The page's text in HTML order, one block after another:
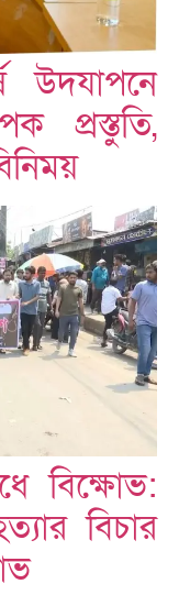
উদযাপনে
প্রস্তুতি,
বিক্ষোভ:
বিচার